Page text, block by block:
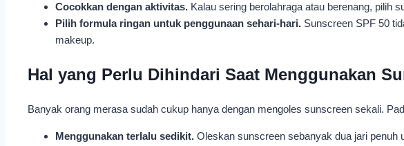
Cocokkan dengan aktivitas. Kalau sering berolahraga atau berenang, pilih
Pilih formula ringan untuk penggunaan sehari-hari. Sunscreen SPF 50
makeup.
Hal yang Perlu Dihindari Saat Menggunakan
Banyak orang merasa sudah cukup hanya dengan mengoles sunscreen sekali.
Menggunakan terlalu sedikit. Oleskan sunscreen sebanyak dua jari penuh